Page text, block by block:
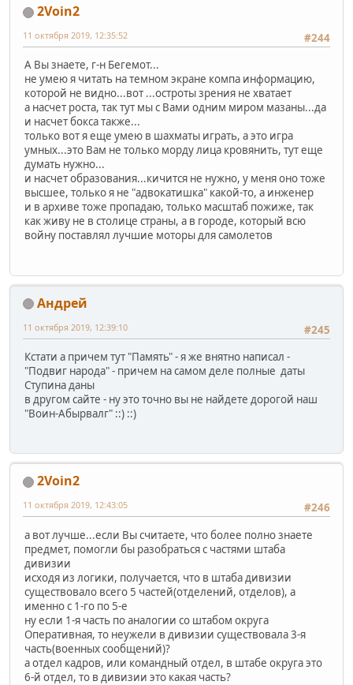
2Voin2
#244
11 октября 2019, 12:35:52
А Вы знаете, г-н Бегемот...
не умею я читать на темном экране компа информацию,
которой не видно...вот ...остроты зрения не хватает
а насчет роста, так тут мы с Вами одним миром мазаны...да
и насчет бокса также...
только вот я еще умею в шахматы играть, а это игра
умных...это Вам не только морду лица кровянить, тут еще
думать нужно...
и насчет образования...кичится не нужно, у меня оно тоже
высшее, только я не "адвокатишка" какой-то, а инженер
и в архиве тоже пропадаю, только масштаб пожиже, так
как живу не в столице страны, а в городе, который всю
войну поставлял лучшие моторы для самолетов
Андрей
#245
11 октября 2019, 12:39:10
Кстати а причем тут "Память" - я же внятно написал -
"Подвиг народа" - причем на самом деле полные даты
Ступина даны
в другом сайте - ну это точно вы не найдете дорогой наш
"Воин-Абырвалг" ::) ::)
2Voin2
#246
11 октября 2019, 12:43:05
а вот лучше...если Вы считаете, что более полно знаете
предмет, помогли бы разобраться с частями штаба
дивизии
исходя из логики, получается, что в штаба дивизии
существовало всего 5 частей(отделений, отделов), а
именно с 1-го по 5-е
ну если 1-я часть по аналогии со штабом округа
Оперативная, то неужели в дивизии существовала 3-я
часть(военных сообщений)?
а отдел кадров, или командный отдел, в штабе округа это
6-й отдел, то в дивизии это какая часть?